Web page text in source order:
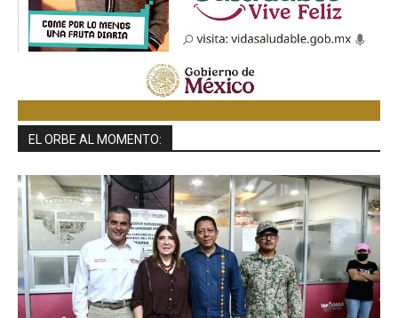
EL ORBE AL MOMENTO: